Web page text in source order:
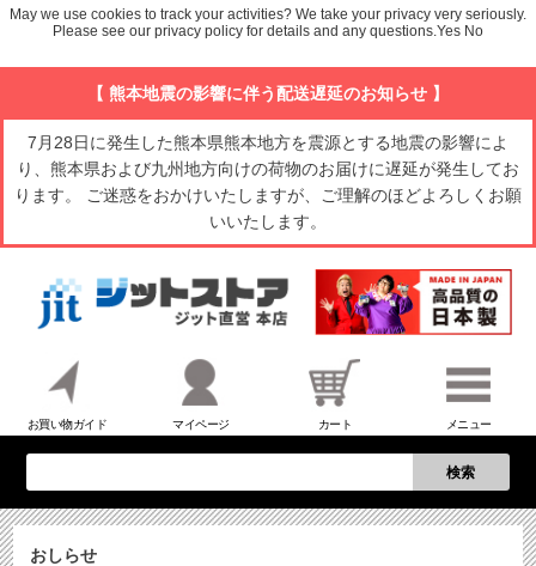
【 熊本地震の影響に伴う配送遅延のお知らせ 】
7月28日に発生した熊本県熊本地方を震源とする地震の影響によ
り、熊本県および九州地方向けの荷物のお届けに遅延が発生してお
ります。 ご迷惑をおかけいたしますが、ご理解のほどよろしくお願
いいたします。
お買い物ガイド マイページ カート メニュー
検索
おしらせ
May we use cookies to track your activities? We take your privacy very seriously.
Please see our privacy policy for details and any questions.Yes No